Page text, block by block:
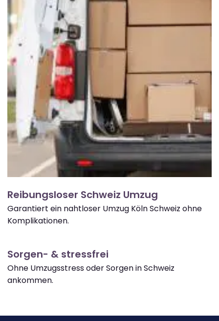
Reibungsloser Schweiz Umzug
Garantiert ein nahtloser Umzug Köln Schweiz ohne
Komplikationen.
Sorgen- & stressfrei
Ohne Umzugsstress oder Sorgen in Schweiz
ankommen.